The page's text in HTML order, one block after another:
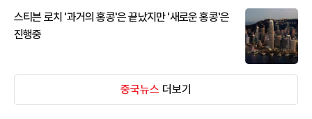
스티븐 로치 '과거의 홍콩'은 끝났지만 '새로운 홍콩'은
진행중
중국뉴스 더보기